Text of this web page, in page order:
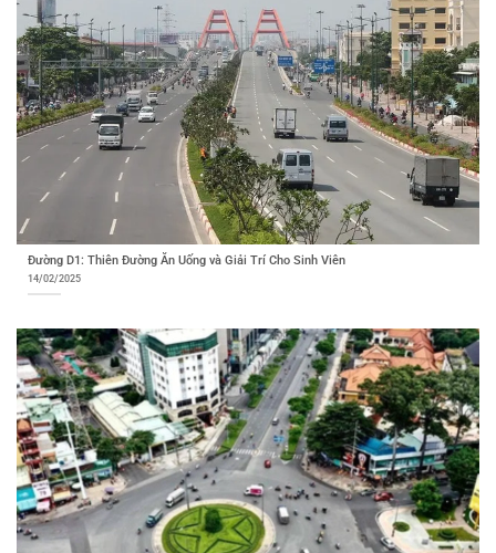
Đường D1: Thiên Đường Ăn Uống và Giải Trí Cho Sinh Viên
14/02/2025